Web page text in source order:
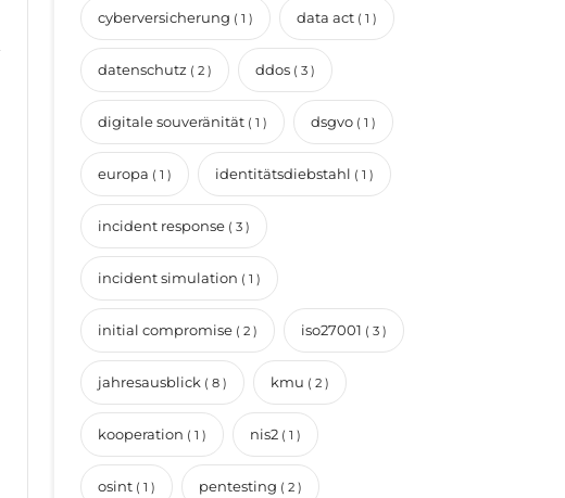
cyberversicherung ( 1 ) data act ( 1 )
datenschutz ( 2 ) ddos ( 3 )
digitale souveränität ( 1 ) dsgvo ( 1 )
europa ( 1 ) identitätsdiebstahl ( 1 )
incident response ( 3 )
incident simulation ( 1 )
initial compromise ( 2 ) iso27001 ( 3 )
jahresausblick ( 8 ) kmu ( 2 )
kooperation ( 1 ) nis2 ( 1 )
osint ( 1 ) pentesting ( 2 )